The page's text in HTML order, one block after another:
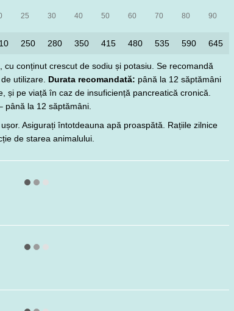
25 30 40 50 60 70 80 90
250 280 350 415 480 535 590 645
conținut crescut de sodiu și potasiu. Se recomandă
utilizare. Durata recomandată: până la 12 săptămâni
și pe viață în caz de insuficiență pancreatică cronică.
până la 12 săptămâni.
Asigurați întotdeauna apă proaspătă. Rațiile zilnice
de starea animalului.